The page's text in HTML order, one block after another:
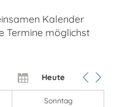
Kalender
Termine möglichst
Heute
Sonntag